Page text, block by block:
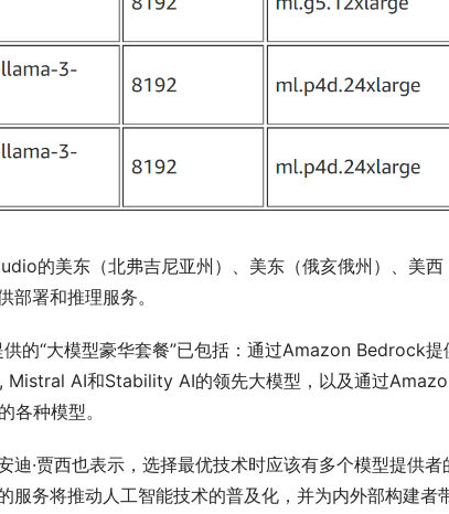
的美东（北弗吉尼亚州）、美东（俄亥俄州）、美西
部署和推理服务。
的“大模型豪华套餐”已包括：通过Amazon Bedrock提
AI和Stability AI的领先大模型，以及通过
种模型。
·贾西也表示，选择最优技术时应该有多个模型提供者
服务将推动人工智能技术的普及化，并为内外部构建者